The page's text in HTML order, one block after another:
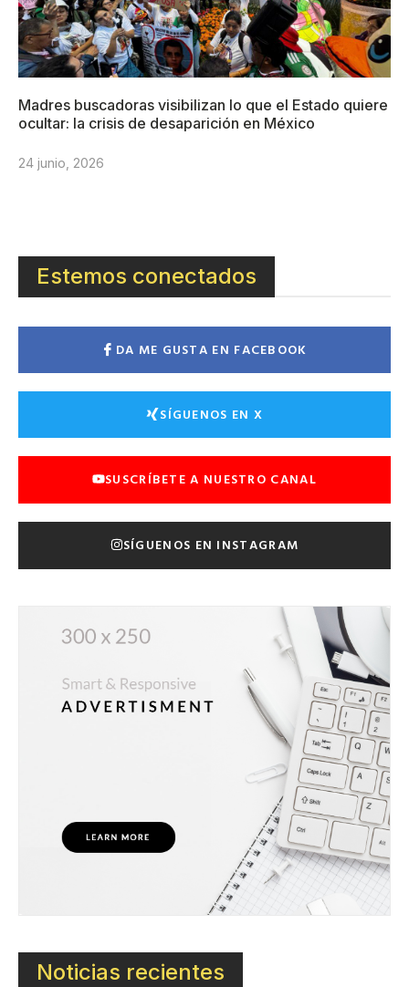
Madres buscadoras visibilizan lo que el Estado quiere
ocultar: la crisis de desaparición en México
24 junio, 2026
Estemos conectados
DA ME GUSTA EN FACEBOOK
SÍGUENOS EN X
SUSCRÍBETE A NUESTRO CANAL
SÍGUENOS EN INSTAGRAM
Noticias recientes